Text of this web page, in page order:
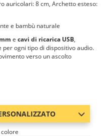
auricolari: 8 cm, Archetto esteso:
e bambù naturale
e cavi di ricarica USB,
ogni tipo di dispositivo audio.
verso un ascolto